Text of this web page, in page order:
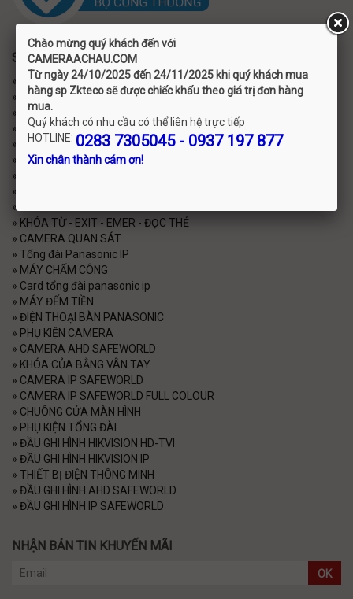
SẢN PHẨM
»
TRANG CHỦ
»
CHUÔNG CỬA PANASONIC
»
PANASONIC
»
TỔNG ĐÀI PANASONIC
»
CAMERA HIKVISION HD-TVI
»
THIẾT BỊ MẠNG
»
»
»
» KHÓA TỪ - EXIT - EMER - ĐỌC THẺ
» CAMERA QUAN SÁT
» Tổng đài Panasonic IP
» MÁY CHẤM CÔNG
» Card tổng đài panasonic ip
» MÁY ĐẾM TIỀN
» ĐIỆN THOẠI BÀN PANASONIC
» PHỤ KIỆN CAMERA
» CAMERA AHD SAFEWORLD
» KHÓA CỦA BẰNG VÂN TAY
» CAMERA IP SAFEWORLD
» CAMERA IP SAFEWORLD FULL COLOUR
» CHUÔNG CỬA MÀN HÌNH
» PHỤ KIỆN TỔNG ĐÀI
» ĐẦU GHI HÌNH HIKVISION HD-TVI
» ĐẦU GHI HÌNH HIKVISION IP
» THIẾT BỊ ĐIỆN THÔNG MINH
» ĐẦU GHI HÌNH AHD SAFEWORLD
» ĐẦU GHI HÌNH IP SAFEWORLD
NHẬN BẢN TIN KHUYẾN MÃI
OK
Chào mừng quý khách đến với
CAMERAACHAU.COM
Từ ngày 24/10/2025 đến 24/11/2025 khi quý khách mua
hàng sp Zkteco sẽ được chiếc khấu theo giá trị đơn hàng
mua.
Quý khách có nhu cầu có thể liên hệ trực tiếp
HOTLINE: 0283 7305045 - 0937 197 877
Xin chân thành cám ơn!